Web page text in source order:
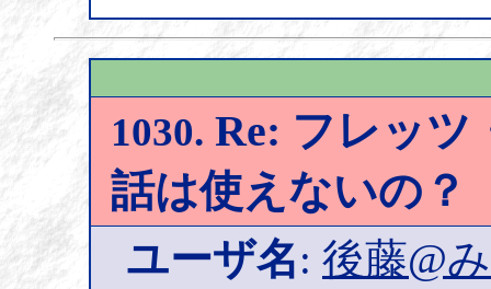
1030. Re: フレッツ
話は使えないの？
ユーザ名: 後藤@